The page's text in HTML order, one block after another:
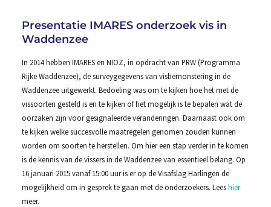
Presentatie IMARES onderzoek vis in
Waddenzee
In 2014 hebben IMARES en NIOZ, in opdracht van PRW (Programma
Rijke Waddenzee), de surveygegevens van visbemonstering in de
Waddenzee uitgewerkt. Bedoeling was om te kijken hoe het met de
vissoorten gesteld is en te kijken of het mogelijk is te bepalen wat de
oorzaken zijn voor gesignaleerde veranderingen. Daarnaast ook om
te kijken welke succesvolle maatregelen genomen zouden kunnen
worden om soorten te herstellen. Om hier een stap verder in te komen
is de kennis van de vissers in de Waddenzee van essentieel belang. Op
16 januari 2015 vanaf 15:00 uur is er op de Visafslag Harlingen de
mogelijkheid om in gesprek te gaan met de onderzoekers. Leeshier
meer.